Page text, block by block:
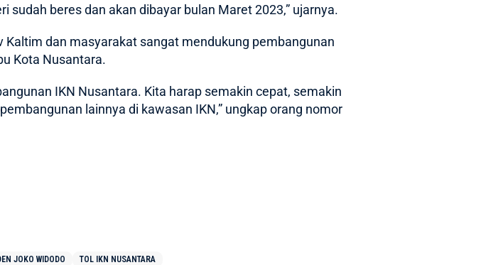
sudah beres dan akan dibayar bulan Maret 2023,” ujarnya.
dan masyarakat sangat mendukung pembangunan
Kota Nusantara.
IKN Nusantara. Kita harap semakin cepat, semakin
lainnya di kawasan IKN,” ungkap orang nomor
JOKO WIDODO TOL IKN NUSANTARA